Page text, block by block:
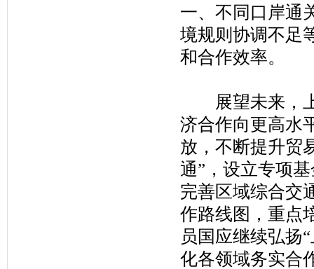
一、不同口岸通
境规则协调不足
和合作效率。
展望未来，上
济合作向更高水
放，不断提升贸
通”，设立专项
完善区域综合交
作路线图，重点
员国应继续弘扬
化各领域务实合